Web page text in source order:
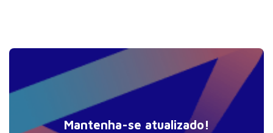
Mantenha-se atualizado!